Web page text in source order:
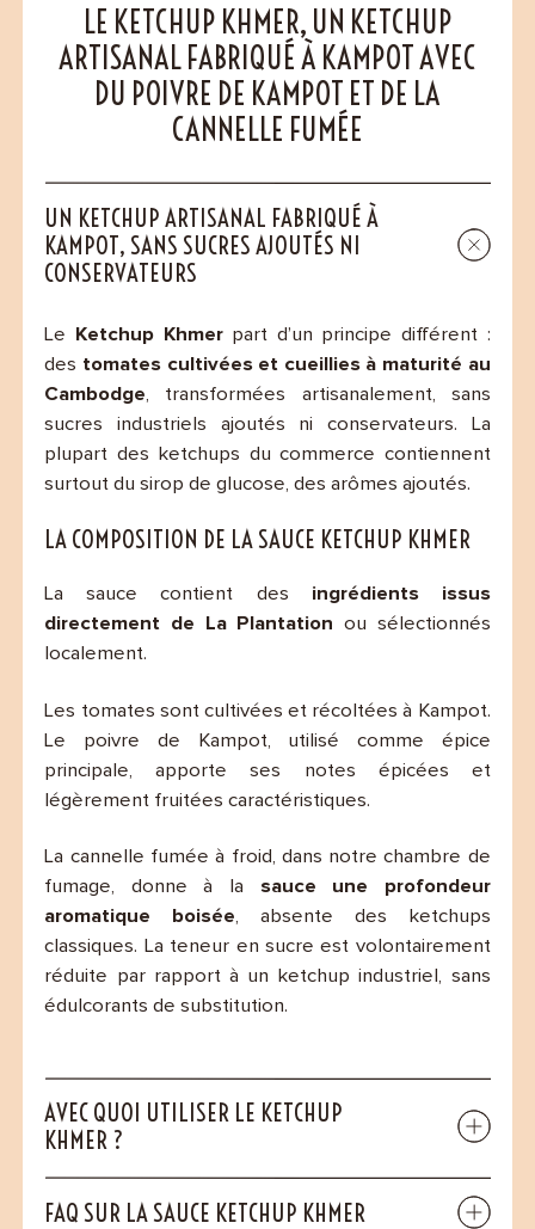
LE KETCHUP KHMER, UN KETCHUP
ARTISANAL FABRIQUÉ À KAMPOT AVEC
DU POIVRE DE KAMPOT ET DE LA
CANNELLE FUMÉE
UN KETCHUP ARTISANAL FABRIQUÉ À
KAMPOT, SANS SUCRES AJOUTÉS NI
CONSERVATEURS
Le Ketchup Khmerpart d’un principe différent :
des tomates cultivées et cueillies à maturité au
Cambodge, transformées artisanalement, sans
sucres industriels ajoutés ni conservateurs. La
plupart des ketchups du commerce contiennent
surtout du sirop de glucose, des arômes ajoutés.
LA COMPOSITION DE LA SAUCE KETCHUP KHMER
La sauce contient des ingrédients issus
directement de La Plantation ou sélectionnés
localement.
Les tomates sont cultivées et récoltées à Kampot.
Le poivre de Kampot, utilisé comme épice
principale, apporte ses notes épicées et
légèrement fruitées caractéristiques.
La cannelle fumée à froid, dans notre chambre de
fumage, donne à la sauce une profondeur
aromatique boisée, absente des ketchups
classiques. La teneur en sucre est volontairement
réduite par rapport à un ketchup industriel, sans
édulcorants de substitution.
AVEC QUOI UTILISER LE KETCHUP
KHMER ?
FAQ SUR LA SAUCE KETCHUP KHMER